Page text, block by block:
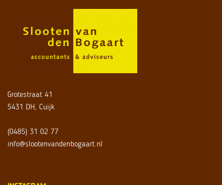
Grotestraat 41
5431 DH, Cuijk
(0485) 31 02 77
info@slootenvandenbogaart.nl